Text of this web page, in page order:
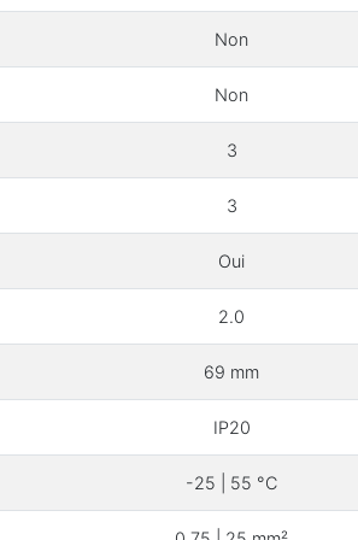
Non
Non
3
3
Oui
2.0
69 mm
IP20
-25 | 55 °C